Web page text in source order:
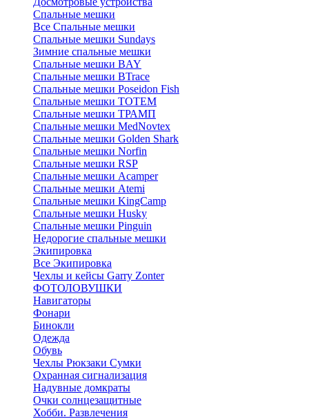
Спальные мешки
Все Спальные мешки
Спальные мешки Sundays
Зимние спальные мешки
Спальные мешки BAY
Спальные мешки BTrace
Спальные мешки Poseidon Fish
Спальные мешки ТОТЕМ
Спальные мешки ТРАМП
Cпальные мешки MedNovtex
Спальные мешки Golden Shark
Спальные мешки Norfin
Спальные мешки RSP
Спальные мешки Acamper
Спальные мешки Atemi
Спальные мешки KingCamp
Спальные мешки Husky
Спальные мешки Pinguin
Недорогие спальные мешки
Экипировка
Все Экипировка
Чехлы и кейсы Garry Zonter
ФОТОЛОВУШКИ
Навигаторы
Фонари
Бинокли
Одежда
Обувь
Чехлы Рюкзаки Сумки
Охранная сигнализация
Надувные домкраты
Очки солнцезащитные
Хобби. Развлечения